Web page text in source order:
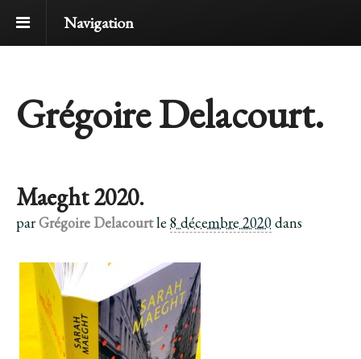
Navigation
Grégoire Delacourt.
Maeght 2020.
parGrégoire Delacourtle 8 décembre 2020dans